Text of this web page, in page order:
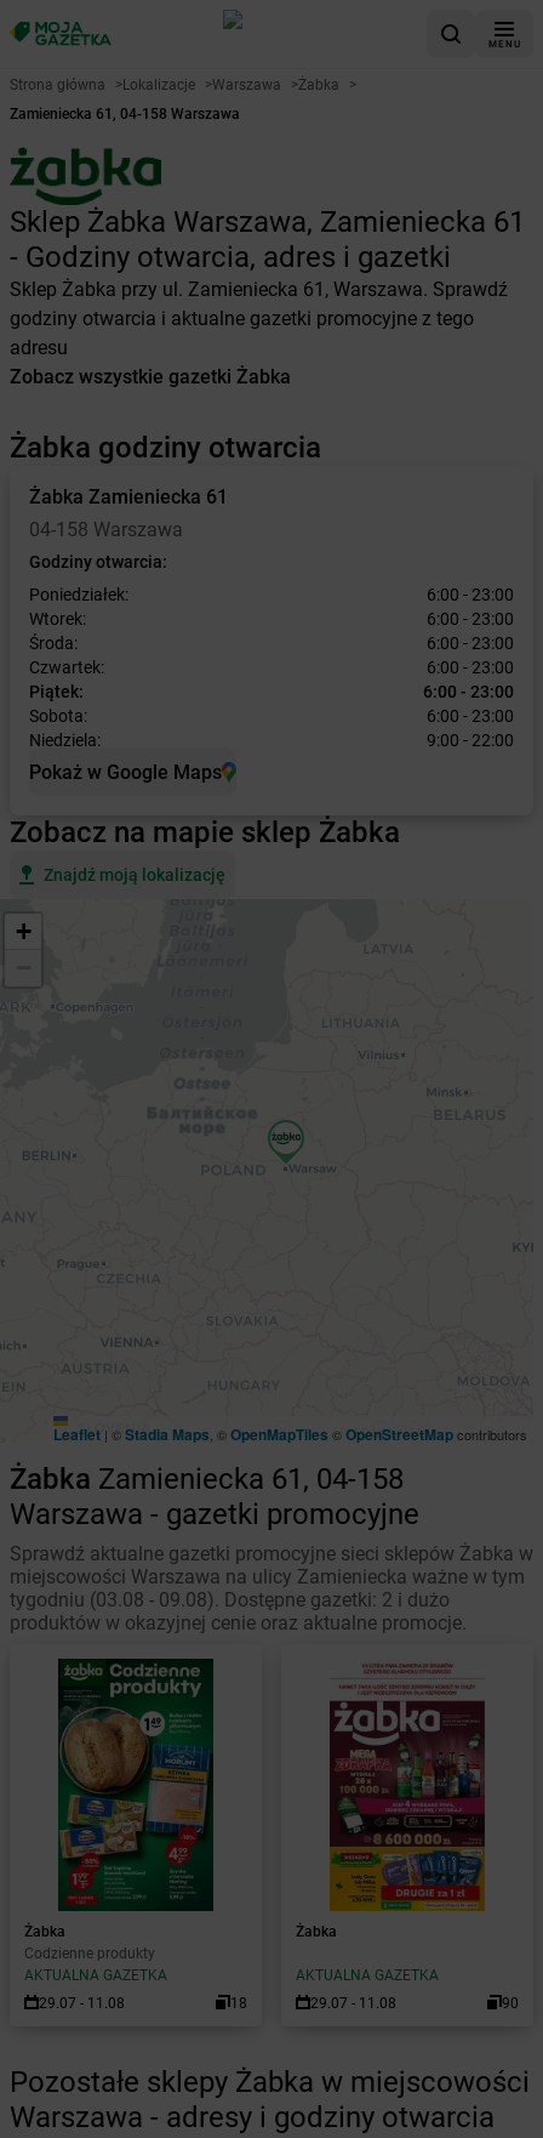
MENU
Strona główna >Lokalizacje >Warszawa >Żabka
>
Zamieniecka 61, 04-158 Warszawa
Sklep Żabka Warszawa, Zamieniecka 61
- Godziny otwarcia, adres i gazetki
Sklep Żabka przy ul. Zamieniecka 61, Warszawa. Sprawdź
godziny otwarcia i aktualne gazetki promocyjne z tego
adresu
Zobacz wszystkie gazetki Żabka
Żabka godziny otwarcia
Żabka Zamieniecka 61
04-158 Warszawa
Godziny otwarcia:
Poniedziałek:
6:00 - 23:00
Wtorek:
6:00 - 23:00
Środa:
6:00 - 23:00
Czwartek:
6:00 - 23:00
Piątek:
6:00 - 23:00
Sobota:
6:00 - 23:00
Niedziela:
9:00 - 22:00
Pokaż w Google Maps
Zobacz na mapie sklep Żabka
Znajdź moją lokalizację
+
Leaflet | ©Stadia Maps , ©OpenMapTiles ©OpenStreetMapcontributors
Żabka Zamieniecka 61, 04-158
Warszawa - gazetki promocyjne
Sprawdź aktualne gazetki promocyjne sieci sklepów Żabka w
miejscowości Warszawa na ulicy Zamieniecka ważne w tym
tygodniu (03.08 - 09.08). Dostępne gazetki: 2 i dużo
produktów w okazyjnej cenie oraz aktualne promocje.
Żabka
Codzienne produkty
AKTUALNA GAZETKA
29.07 - 11.08
18
Żabka
AKTUALNA GAZETKA
29.07 - 11.08
90
Pozostałe sklepy Żabka w miejscowości
Warszawa - adresy i godziny otwarcia